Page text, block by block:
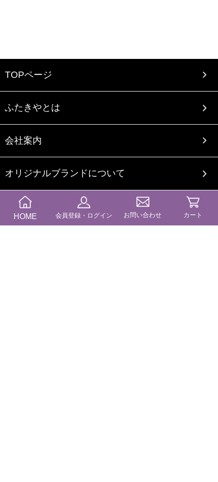
TOPページ
ふたきやとは
会社案内
オリジナルブランドについて
ご利用案内
HOME 会員登録・ログイン お問い合わせ カート